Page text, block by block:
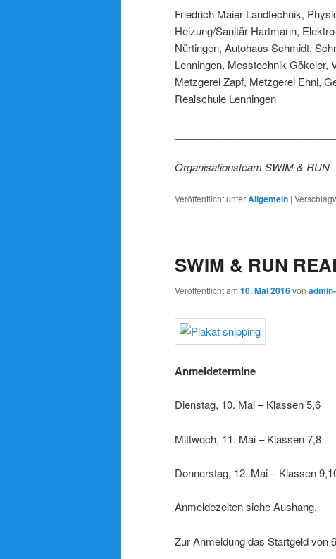
Friedrich Maier Landtechnik,
Heizung/Sanitär Hartmann,
Nürtingen, Autohaus Schmidt,
Lenningen, Messtechnik Gökeler,
Metzgerei Zapf, Metzgerei Ehni,
Realschule Lenningen
Organisationsteam SWIM & RUN
Veröffentlicht unterAllgemein |
SWIM & RUN
Veröffentlicht am 10. Mai 2016von
Anmeldetermine
Dienstag, 10. Mai – Klassen 5,6
Mittwoch, 11. Mai – Klassen 7,8
Donnerstag, 12. Mai – Klassen
Anmeldezeiten siehe Aushang.
Zur Anmeldung das Startgeld von